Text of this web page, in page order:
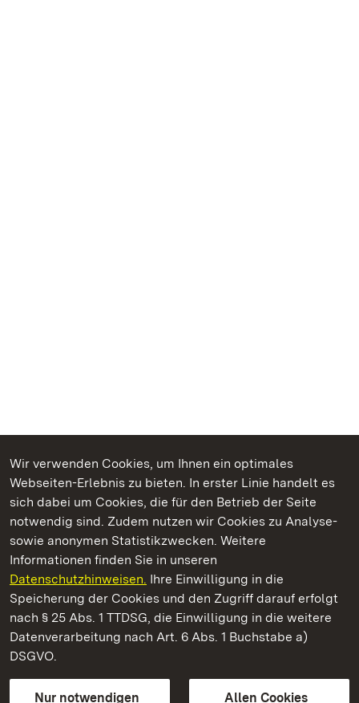
Wir verwenden Cookies, um Ihnen ein optimales
Webseiten-Erlebnis zu bieten. In erster Linie handelt es
sich dabei um Cookies, die für den Betrieb der Seite
notwendig sind. Zudem nutzen wir Cookies zu Analyse-
sowie anonymen Statistikzwecken. Weitere
Informationen finden Sie in unseren
Datenschutzhinweisen. Ihre Einwilligung in die
Speicherung der Cookies und den Zugriff darauf erfolgt
nach § 25 Abs. 1 TTDSG, die Einwilligung in die weitere
Datenverarbeitung nach Art. 6 Abs. 1 Buchstabe a)
DSGVO.
Nur notwendigen
Allen Cookies
Kommen. Staunen. Genießen.
Staatliche Schlösser und Gärten Baden‑Württemberg
Staatliche Schlösser und Gärten Baden-Württemberg
Kontakt
GebärdenspracheLeichte Sprache
Erklärung zur Barrierefreiheit